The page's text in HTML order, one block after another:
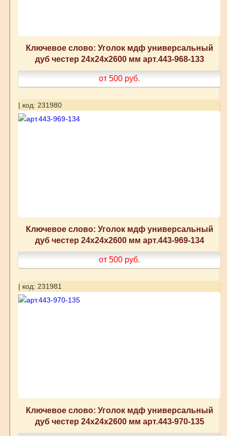
Ключевое слово: Уголок мдф универсальный
дуб честер 24x24x2600 мм арт.443-968-133
от 500 руб.
| код: 231980
Ключевое слово: Уголок мдф универсальный
дуб честер 24x24x2600 мм арт.443-969-134
от 500 руб.
| код: 231981
Ключевое слово: Уголок мдф универсальный
дуб честер 24x24x2600 мм арт.443-970-135